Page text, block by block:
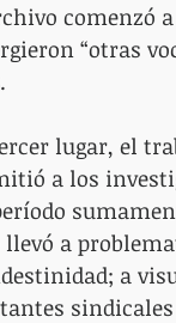
comenzó
“otras
lugar, el
a los
llevó a
a
sindicales